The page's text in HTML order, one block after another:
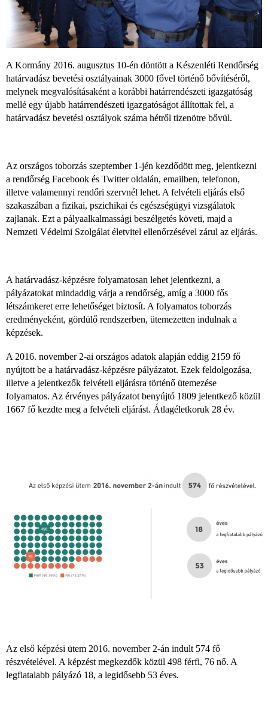
A Kormány 2016. augusztus 10-én döntött a Készenléti Rendőrség
határvadász bevetési osztályainak 3000 fővel történő bővítéséről,
melynek megvalósításaként a korábbi határrendészeti igazgatóság
mellé egy újabb határrendészeti igazgatóságot állítottak fel, a
határvadász bevetési osztályok száma hétről tizenötre bővül.
Az országos toborzás szeptember 1-jén kezdődött meg, jelentkezni
a rendőrség Facebook és Twitter oldalán, emailben, telefonon,
illetve valamennyi rendőri szervnél lehet. A felvételi eljárás első
szakaszában a fizikai, pszichikai és egészségügyi vizsgálatok
zajlanak. Ezt a pályaalkalmassági beszélgetés követi, majd a
Nemzeti Védelmi Szolgálat életvitel ellenőrzésével zárul az eljárás.
A határvadász-képzésre folyamatosan lehet jelentkezni, a
pályázatokat mindaddig várja a rendőrség, amíg a 3000 fős
létszámkeret erre lehetőséget biztosít. A folyamatos toborzás
eredményeként, gördülő rendszerben, ütemezetten indulnak a
képzések.
A 2016. november 2-ai országos adatok alapján eddig 2159 fő
nyújtott be a határvadász-képzésre pályázatot. Ezek feldolgozása,
illetve a jelentkezők felvételi eljárásra történő ütemezése
folyamatos. Az érvényes pályázatot benyújtó 1809 jelentkező közül
1667 fő kezdte meg a felvételi eljárást. Átlagéletkoruk 28 év.
Az első képzési ütem 2016. november 2-án indult 574 fő
részvételével. A képzést megkezdők közül 498 férfi, 76 nő. A
legfiatalabb pályázó 18, a legidősebb 53 éves.